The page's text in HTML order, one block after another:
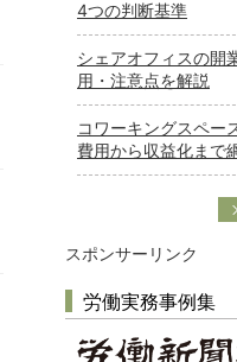
4つの判断基準
シェアオフィスの開
用・注意点を解説
コワーキングスペー
費用から収益化まで
スポンサーリンク
労働実務事例集